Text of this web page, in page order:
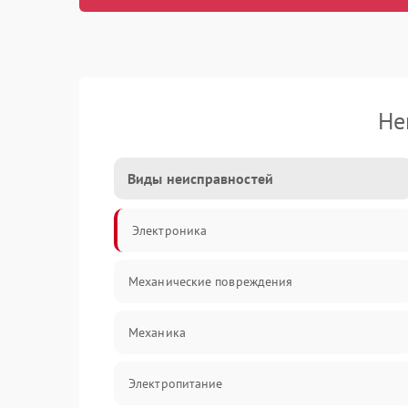
Виды неисправностей
Электроника
Механические повреждения
Механика
Электропитание